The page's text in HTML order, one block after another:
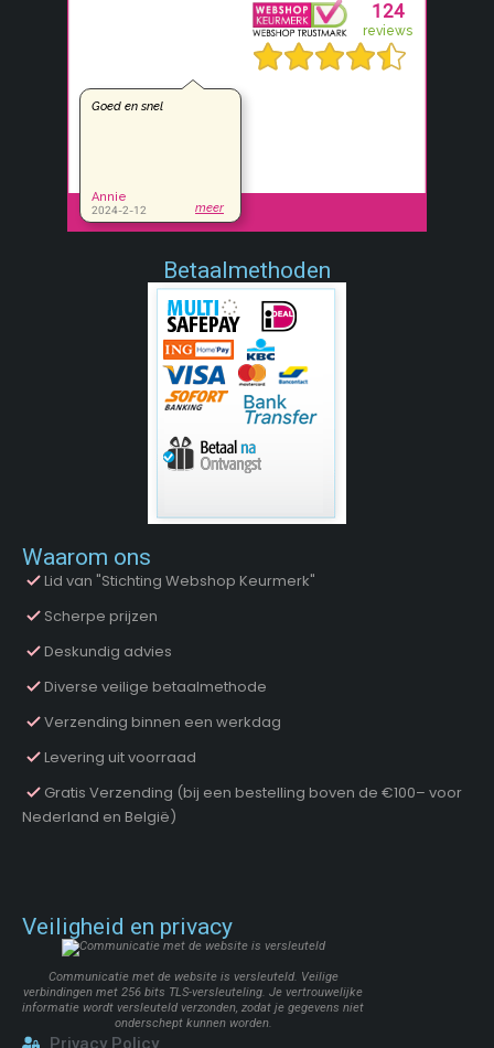
Betaalmethoden
Waarom ons
Lid van "Stichting Webshop Keurmerk"
Scherpe prijzen
Deskundig advies
Diverse veilige betaalmethode
Verzending binnen een werkdag
Levering uit voorraad
Gratis Verzending (bij een bestelling boven de €100– voor
Nederland en België)
Veiligheid en privacy
Communicatie met de website is versleuteld. Veilige
verbindingen met 256 bits TLS-versleuteling. Je vertrouwelijke
informatie wordt versleuteld verzonden, zodat je gegevens niet
onderschept kunnen worden.
Privacy Policy